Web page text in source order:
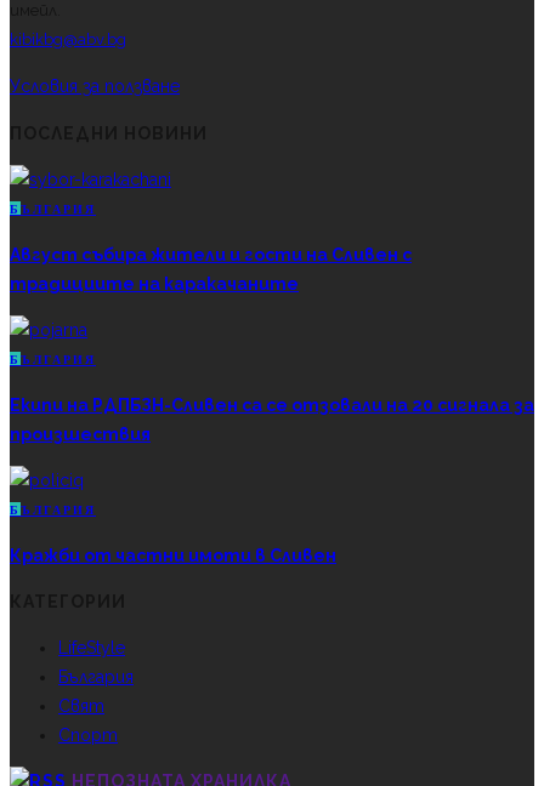
имейл.
kibikbg@abv.bg
Условия за ползване
Б ЪЛГАРИЯ
Август събира жители и гости на Сливен с
традициите на каракачаните
Б ЪЛГАРИЯ
Екипи на РДПБЗН-Сливен са се отзовали на 20 сигнала за
произшествия
Б ЪЛГАРИЯ
Кражби от частни имоти в Сливен
LifeStyle
България
Свят
Спорт
НЕПОЗНАТА ХРАНИЛКА